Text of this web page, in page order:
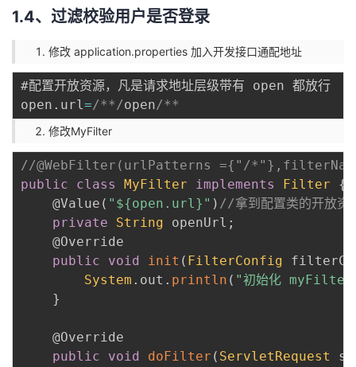
1.4、过滤校验用户是否登录
修改 application.properties 加入开发接口通配地址
#配置开放资源，凡是请求地址层级带有 open 都放行
open . url=/**/open
修改MyFilter
//@WebFilter(urlPatterns ={"/
public
class MyFilter implements Filter
{
@Value ( "${open.url}" ) //拿到配置类的开放资
private
String openUrl ;
@Override
public
void init ( FilterConfig
System . out . println ( "初始化 myFilter
}
@Override
public
void doFilter ( ServletRequest